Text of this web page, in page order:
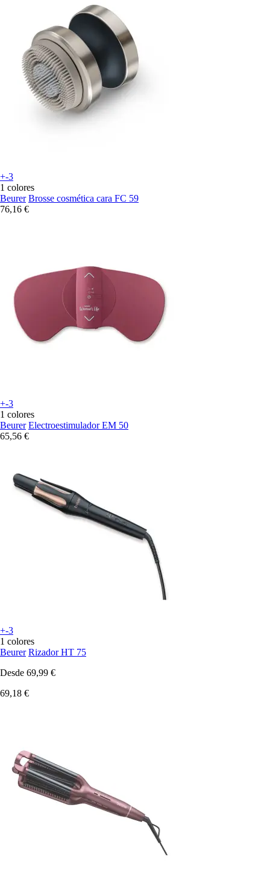
+-3
1 colores
Beurer Brosse cosmética cara FC 59
76,16 €
+-3
1 colores
Beurer Electroestimulador EM 50
65,56 €
+-3
1 colores
Beurer Rizador HT 75
Desde 69,99 €
69,18 €